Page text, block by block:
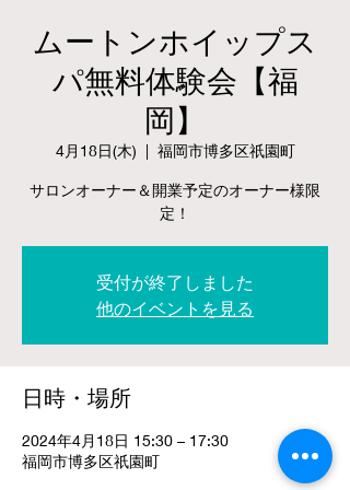
ムートンホイップス
パ無料体験会【福
岡】
4月18日(木)
  |
福岡市博多区祇園町
サロンオーナー＆開業予定のオーナー様限
定！
受付が終了しました
他のイベントを見る
日時・場所
2024年4月18日 15:30 – 17:30
福岡市博多区祇園町